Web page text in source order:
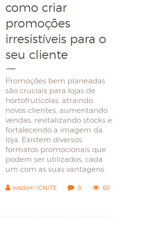
como criar
promoções
irresistíveis para o
seu cliente
Promoções bem planeadas
são cruciais para lojas de
hortofrutícolas, atraindo
novos clientes, aumentando
vendas, revitalizando stocks e
fortalecendo a imagem da
loja. Existem diversos
formatos promocionais que
podem ser utilizados, cada
um com as suas vantagens.
wisdom IGNITE 0 60